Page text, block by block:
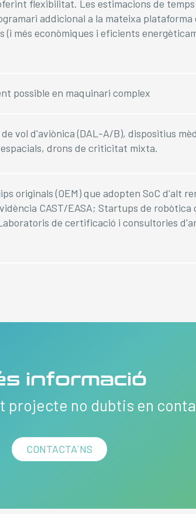
flexibilitat. Les estimacions de temps
addicional a la mateixa
més econòmiques i eficients
possible en maquinari complex
vol d'aviònica (DAL-A/B), dispositius
drons de criticitat mixta.
originals (OEM) que adopten SoC d'alt
CAST/EASA; Startups de robòtica
de certificació i consultories
informació
projecte no dubtis en
CONTACTA´NS